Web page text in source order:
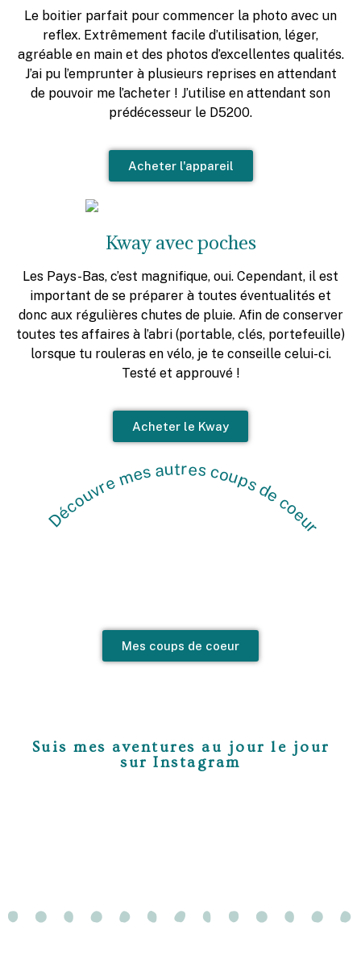
Le boitier parfait pour commencer la photo avec un
reflex. Extrêmement facile d’utilisation, léger,
agréable en main et des photos d’excellentes qualités.
J’ai pu l’emprunter à plusieurs reprises en attendant
de pouvoir me l’acheter ! J’utilise en attendant son
prédécesseur le D5200.
Acheter l'appareil
Kway avec poches
Les Pays-Bas, c’est magnifique, oui. Cependant, il est
important de se préparer à toutes éventualités et
donc aux régulières chutes de pluie. Afin de conserver
toutes tes affaires à l’abri (portable, clés, portefeuille)
lorsque tu rouleras en vélo, je te conseille celui-ci.
Testé et approuvé !
Acheter le Kway
Découvre mes autres coups de coeur
Mes coups de coeur
Suis mes aventures au jour le jour
sur Instagram